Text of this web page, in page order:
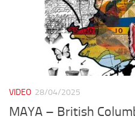
VIDEO 28/04/2025
MAYA – British